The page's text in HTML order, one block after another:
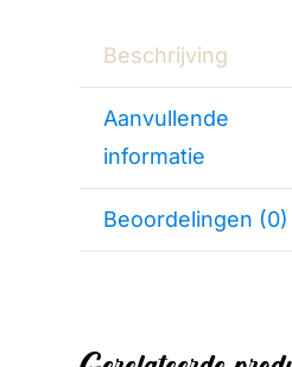
Beschrijving
Aanvullende
informatie
Beoordelingen (0)